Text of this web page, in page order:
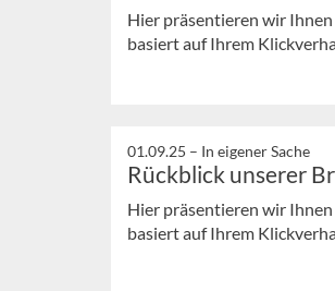
Hier präsentieren wir
basiert auf Ihrem
01.09.25 – In eigener Sache
Rückblick unserer
Hier präsentieren wir
basiert auf Ihrem